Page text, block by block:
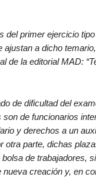
del primer ejercicio
ajustan a dicho
de la editorial MAD:
de dificultad del
de funcionarios
y derechos a un
parte, dichas
de trabajadores,
creación y, en